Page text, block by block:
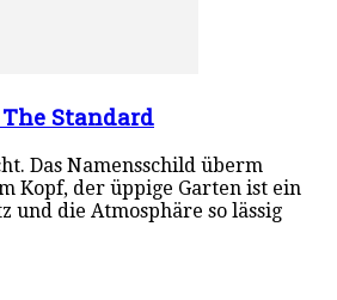
Standard
Das Namensschild überm
Kopf, der üppige Garten ist ein
und die Atmosphäre so lässig